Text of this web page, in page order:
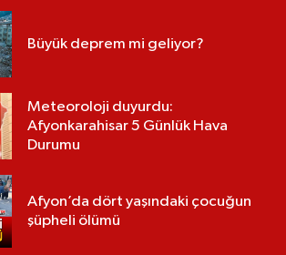
Büyük deprem mi geliyor?
Meteoroloji duyurdu:
Afyonkarahisar 5 Günlük Hava
Durumu
Afyon’da dört yaşındaki çocuğun
şüpheli ölümü